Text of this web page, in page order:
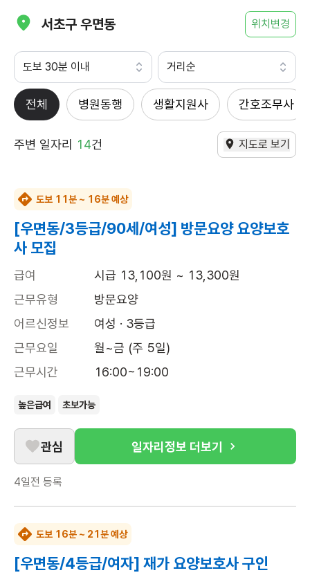
서초구 우면동 위치변경
도보 30분 이내 거리순
전체 병원동행 생활지원사 간호조무사
주변 일자리 14건 지도로 보기
도보 11분 ~ 16분 예상
[우면동/3등급/90세/여성] 방문요양 요양보호
사 모집
급여
시급 13,100원 ~ 13,300원
근무유형
방문요양
어르신정보
여성 · 3등급
근무요일
월~금 (주 5일)
근무시간
16:00~19:00
높은급여 초보가능
관심 일자리정보 더보기
4일전 등록
도보 16분 ~ 21분 예상
[우면동/4등급/여자] 재가 요양보호사 구인